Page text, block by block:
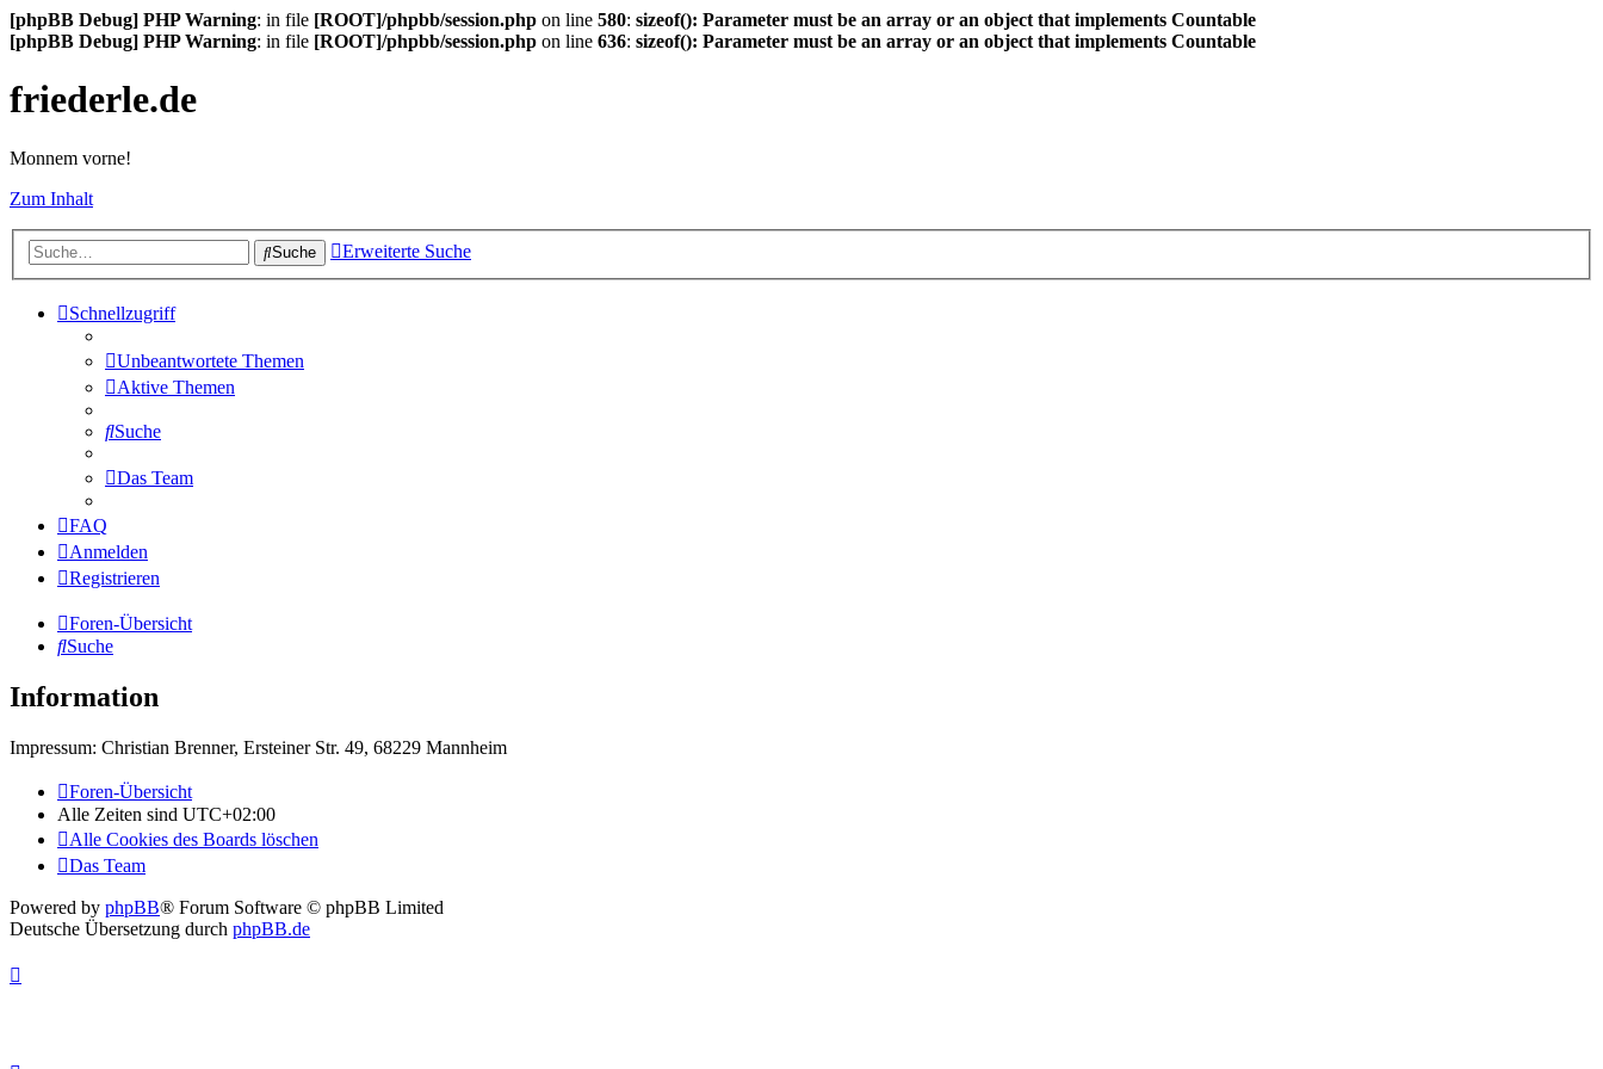
[phpBB Debug] PHP Warning: in file [ROOT]/phpbb/session.php on line 580: sizeof(): Parameter must be an array or an object that implements Countable
[phpBB Debug] PHP Warning: in file [ROOT]/phpbb/session.php on line 636: sizeof(): Parameter must be an array or an object that implements Countable
friederle.de
Monnem vorne!
Zum Inhalt
Suche Erweiterte Suche
Schnellzugriff
Unbeantwortete Themen
Aktive Themen
Suche
Das Team
FAQ
Anmelden
Registrieren
Foren-Übersicht
Suche
Information
Impressum: Christian Brenner, Ersteiner Str. 49, 68229 Mannheim
Foren-Übersicht
Alle Zeiten sind UTC+02:00
Alle Cookies des Boards löschen
Das Team
Powered by phpBB® Forum Software © phpBB Limited
Deutsche Übersetzung durch phpBB.de